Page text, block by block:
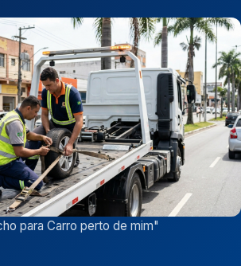
para Carro perto de mim"